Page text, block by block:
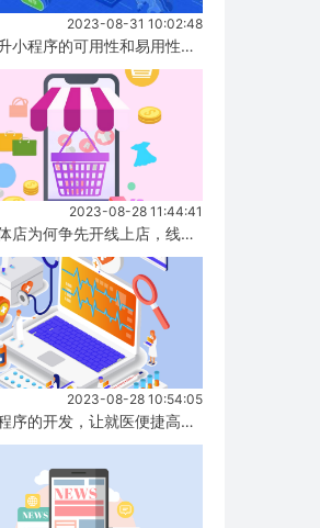
2023-08-31 10:02:48
如何提升小程序的可用性和易用性，有哪些方式！...
2023-08-28 11:44:41
服装实体店为何争先开线上店，线上店与实体店有什么区别？...
2023-08-28 10:54:05
医疗小程序的开发，让就医便捷高效！...